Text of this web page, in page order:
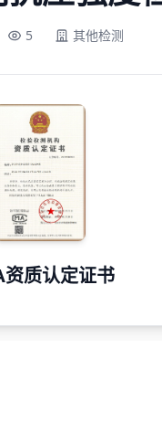
5 其他检测
资质认定证书